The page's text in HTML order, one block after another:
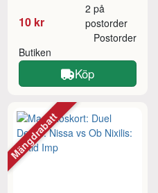
10 kr
2 på
postorder
Butiken
Postorder
Köp
Mängdrabatt